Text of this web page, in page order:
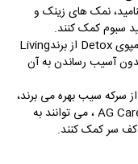
نمک های زینک و
سبوم کمک کنند.
Detox از برندLiving
آسیب رساندن به آن
سرکه سیب بهره می برند،
AG، می توانند به
سر کمک کنند.